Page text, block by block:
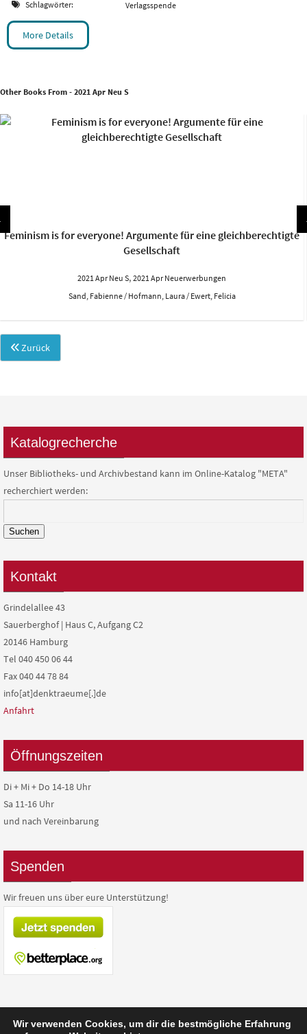
Schlagwörter: Verlagsspende
More Details
Other Books From - 2021 Apr Neu S
Feminism is for everyone! Argumente für eine gleichberechtigte
Gesellschaft
2021 Apr Neu S, 2021 Apr Neuerwerbungen
Sand, Fabienne / Hofmann, Laura / Ewert, Felicia
Zurück
Katalogrecherche
Unser Bibliotheks- und Archivbestand kann im Online-Katalog "META"
recherchiert werden:
Suchen
Kontakt
Grindelallee 43
Sauerberghof | Haus C, Aufgang C2
20146 Hamburg
Tel 040 450 06 44
Fax 040 44 78 84
info[at]denktraeume[.]de
Anfahrt
Öffnungszeiten
Di + Mi + Do 14-18 Uhr
Sa 11-16 Uhr
und nach Vereinbarung
Spenden
Wir freuen uns über eure Unterstützung!
Wir verwenden Cookies, um dir die bestmögliche Erfahrung